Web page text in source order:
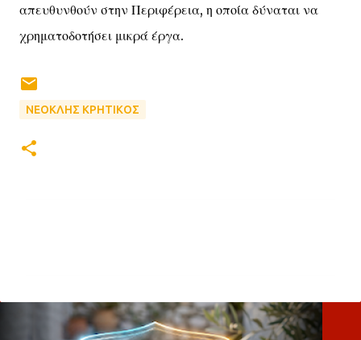
απευθυνθούν στην Περιφέρεια, η οποία δύναται να
χρηματοδοτήσει μικρά έργα.
ΝΕΟΚΛΗΣ ΚΡΗΤΙΚΟΣ
λ